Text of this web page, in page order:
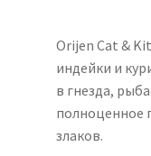
Orijen Cat &
индейки и
в гнезда,
полноценное
злаков.